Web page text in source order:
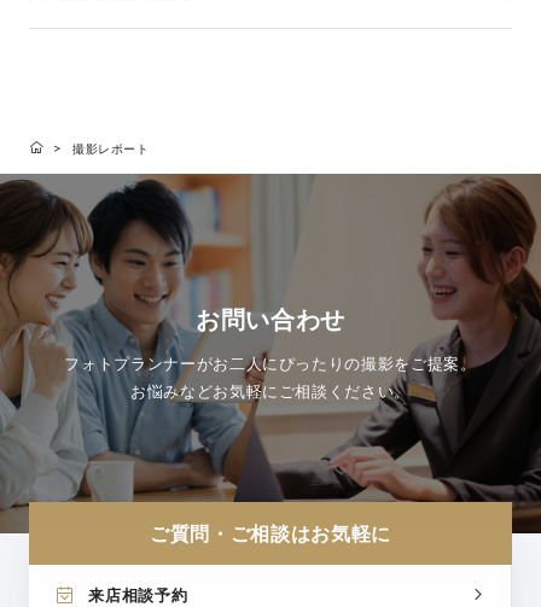
撮影レポート
お問い合わせ
フォトプランナーがお二人にぴったりの撮影をご提案。
お悩みなどお気軽にご相談ください。
ご質問・ご相談はお気軽に
来店相談予約